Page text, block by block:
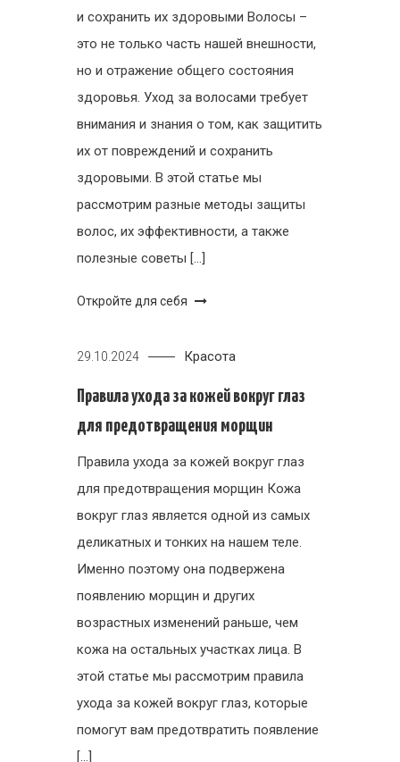
и сохранить их здоровыми Волосы –
это не только часть нашей внешности,
но и отражение общего состояния
здоровья. Уход за волосами требует
внимания и знания о том, как защитить
их от повреждений и сохранить
здоровыми. В этой статье мы
рассмотрим разные методы защиты
волос, их эффективности, а также
полезные советы […]
Откройте для себя
29.10.2024 Красота
Правила ухода за кожей вокруг глаз
для предотвращения морщин
Правила ухода за кожей вокруг глаз
для предотвращения морщин Кожа
вокруг глаз является одной из самых
деликатных и тонких на нашем теле.
Именно поэтому она подвержена
появлению морщин и других
возрастных изменений раньше, чем
кожа на остальных участках лица. В
этой статье мы рассмотрим правила
ухода за кожей вокруг глаз, которые
помогут вам предотвратить появление
[…]